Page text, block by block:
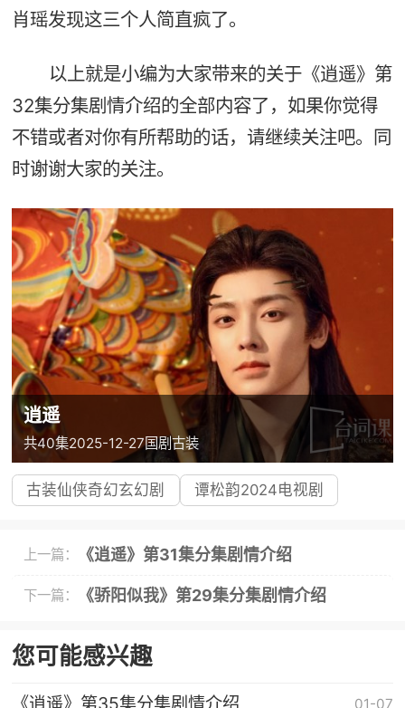
肖瑶发现这三个人简直疯了。
以上就是小编为大家带来的关于《逍遥》第
32集分集剧情介绍的全部内容了，如果你觉得
不错或者对你有所帮助的话，请继续关注吧。同
时谢谢大家的关注。
逍遥
共40集2025-12-27国剧古装
古装仙侠奇幻玄幻剧 谭松韵2024电视剧
上一篇： 《逍遥》第31集分集剧情介绍
下一篇： 《骄阳似我》第29集分集剧情介绍
您可能感兴趣
01-07